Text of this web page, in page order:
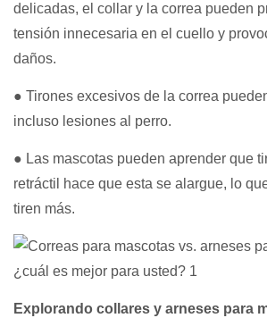
delicadas, el collar y la correa pueden
tensión innecesaria en el cuello y
daños.
● Tirones excesivos de la correa
incluso lesiones al perro.
● Las mascotas pueden aprender que
retráctil hace que esta se alargue, lo
tiren más.
Explorando collares y arneses para